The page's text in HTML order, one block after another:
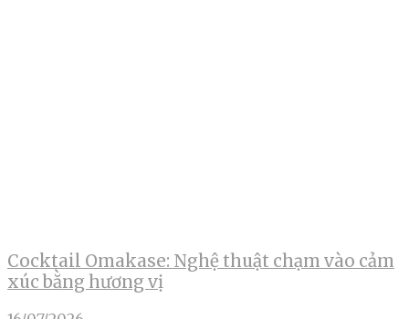
Cocktail Omakase: Nghệ thuật chạm vào cảm
xúc bằng hương vị